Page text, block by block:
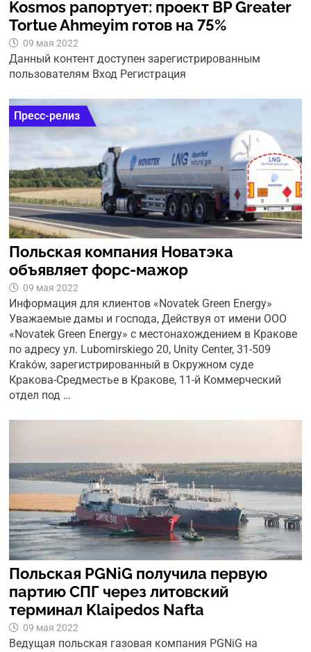
Kosmos рапортует: проект BP Greater
Tortue Ahmeyim готов на 75%
09 мая 2022
Данный контент доступен зарегистрированным
пользователям Вход Регистрация
Пресс-релиз
Польская компания Новатэка
объявляет форс-мажор
09 мая 2022
Информация для клиентов «Novatek Green Energy»
Уважаемые дамы и господа, Действуя от имени ООО
«Novatek Green Energy» с местонахождением в Кракове
по адресу ул. Lubomirskiego 20, Unity Center, 31-509
Kraków, зарегистрированный в Окружном суде
Кракова-Средместье в Кракове, 11-й Коммерческий
отдел под …
Польская PGNiG получила первую
партию СПГ через литовский
терминал Klaipedos Nafta
09 мая 2022
Ведущая польская газовая компания PGNiG на